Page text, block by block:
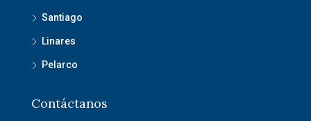
Santiago
Linares
Pelarco
Contáctanos